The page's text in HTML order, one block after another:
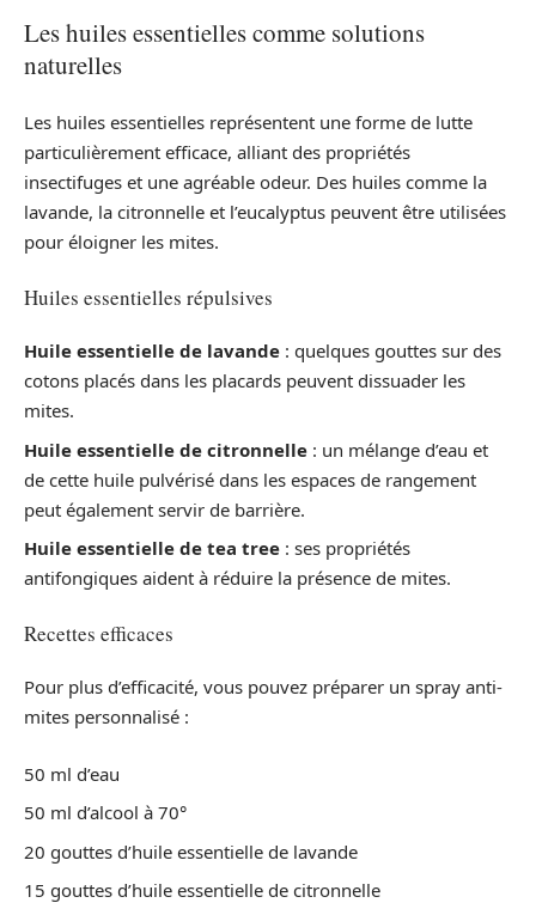
Les huiles essentielles comme solutions
naturelles
Les huiles essentielles représentent une forme de lutte
particulièrement efficace, alliant des propriétés
insectifuges et une agréable odeur. Des huiles comme la
lavande, la citronnelle et l’eucalyptus peuvent être utilisées
pour éloigner les mites.
Huiles essentielles répulsives
Huile essentielle de lavande : quelques gouttes sur des
cotons placés dans les placards peuvent dissuader les
mites.
Huile essentielle de citronnelle : un mélange d’eau et
de cette huile pulvérisé dans les espaces de rangement
peut également servir de barrière.
Huile essentielle de tea tree : ses propriétés
antifongiques aident à réduire la présence de mites.
Recettes efficaces
Pour plus d’efficacité, vous pouvez préparer un spray anti-
mites personnalisé :
50 ml d’eau
50 ml d’alcool à 70°
20 gouttes d’huile essentielle de lavande
15 gouttes d’huile essentielle de citronnelle